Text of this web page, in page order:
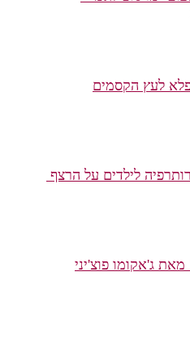
לעץ הקסמים
לילדים על הרצף
ג'אקומו פוצ'יני